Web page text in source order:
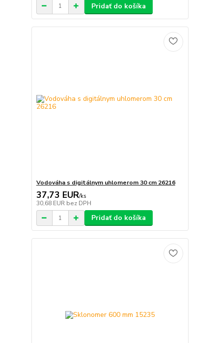
Pridať do košíka
Vodováha s digitálnym uhlomerom 30 cm 26216
37,73 EUR/ks
30,68 EUR bez DPH
Pridať do košíka